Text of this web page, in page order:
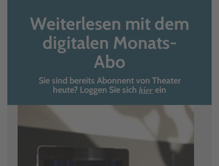
Weiterlesen mit dem
digitalen Monats-
Abo
Sie sind bereits Abonnent von Theater
heute? Loggen Sie sich hierein